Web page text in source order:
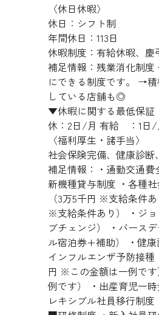
〈休日休暇〉
休日：シフト制
年間休日：113日
休暇制度：有給休暇、慶
補足情報：残業消化制
にできる制度です。 →
している店舗も◎
▼休暇に関する最低保証
休：2日/月 有給 ：1日/
〈福利厚生・諸手当〉
社会保険完備、健康診断
補足情報：・通勤交通
新機種貸与制度 ・各種
（3万5千円 ※支給条件
※支給条件あり） ・ジ
ブチェンジ） ・バース
ル宿泊券+補助） ・健康
インフルエンザ予防接種
円 ※この金額は一例で
例です） ・出産育児一
レキシブル社員移行制度